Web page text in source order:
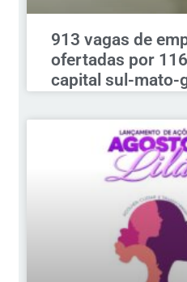
913 vagas de
ofertadas por
capital sul-mato-